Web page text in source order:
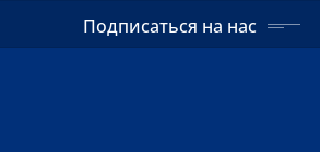
Подписаться на нас